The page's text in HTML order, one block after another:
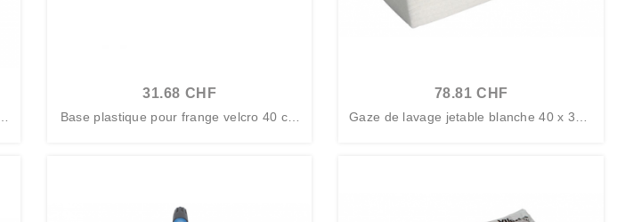
31.68 CHF
Base plastique pour frange velcro 40 cm
78.81 CHF
Gaze de lavage jetable blanche 40 x 30 c